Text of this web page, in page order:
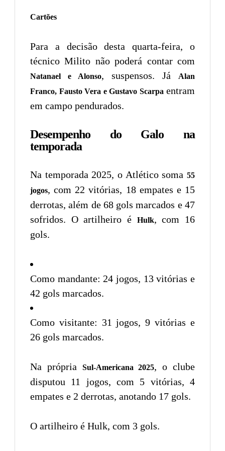
Cartões
Para a decisão desta quarta-feira, o
técnico Milito não poderá contar com
Natanael e Alonso, suspensos. Já
Alan
Franco, Fausto Vera e Gustavo Scarpa entram
em campo pendurados.
Desempenho do Galo na
temporada
Na temporada 2025, o Atlético soma 55
jogos, com 22 vitórias, 18 empates e 15
derrotas, além de 68 gols marcados e 47
sofridos. O artilheiro é
Hulk, com 16
gols.
Como mandante: 24 jogos, 13 vitórias e
42 gols marcados.
Como visitante: 31 jogos, 9 vitórias e
26 gols marcados.
Na própria Sul-Americana 2025, o clube
disputou 11 jogos, com 5 vitórias, 4
empates e 2 derrotas, anotando 17 gols.
O artilheiro é Hulk, com 3 gols.